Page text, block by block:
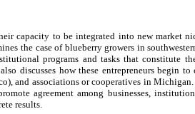
capacity to be integrated into new market
the case of blueberry growers in
programs and tasks that constitute
discusses how these entrepreneurs begin to
and associations or cooperatives in
agreement among businesses,
results.